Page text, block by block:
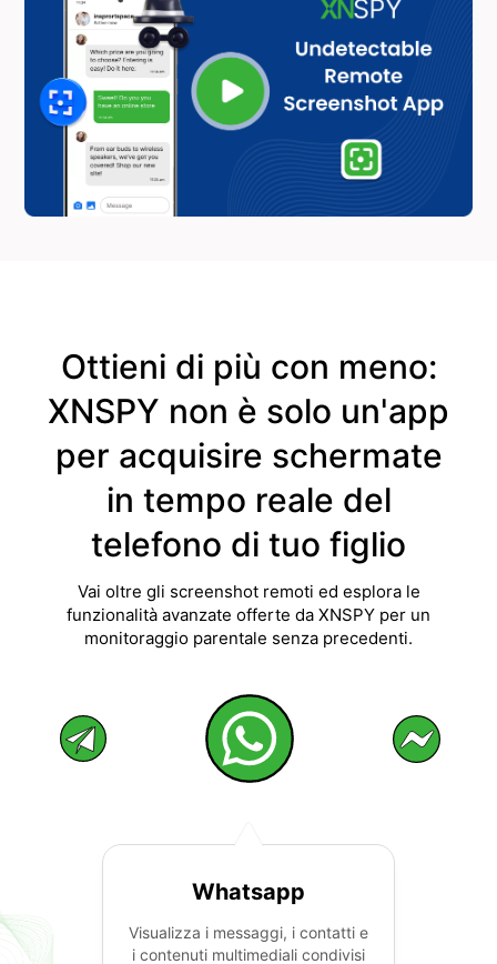
Ottieni di più con meno:
XNSPY non è solo un'app
per acquisire schermate
in tempo reale del
telefono di tuo figlio
Vai oltre gli screenshot remoti ed esplora le
funzionalità avanzate offerte da XNSPY per un
monitoraggio parentale senza precedenti.
Whatsapp
Visualizza i messaggi, i contatti e
i contenuti multimediali condivisi